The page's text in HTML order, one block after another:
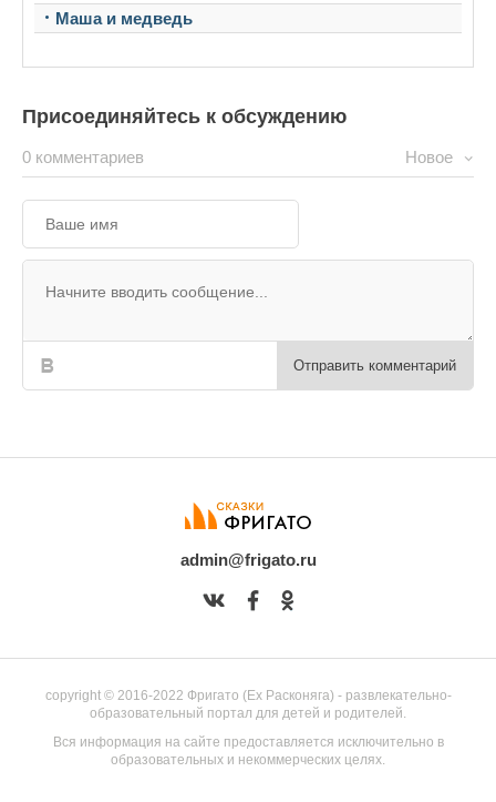
Маша и медведь
Присоединяйтесь к обсуждению
0 комментариев Новое
Отправить комментарий
admin@frigato.ru
copyright © 2016-2022 Фригато (Ex Расконяга) - развлекательно-
образовательный портал для детей и родителей.
Вся информация на сайте предоставляется исключительно в
образовательных и некоммерческих целях.